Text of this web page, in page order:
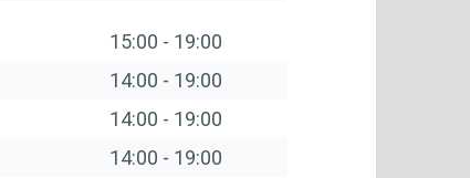
15:00 - 19:00
14:00 - 19:00
14:00 - 19:00
14:00 - 19:00